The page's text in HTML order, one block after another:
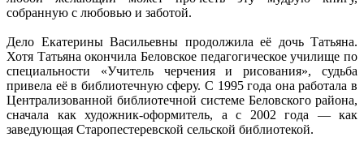
собранную с любовью и заботой.
Дело Екатерины Васильевны продолжила её дочь Татьяна.
Хотя Татьяна окончила Беловское педагогическое училище по
специальности «Учитель черчения и рисования», судьба
привела её в библиотечную сферу. С 1995 года она работала в
Централизованной библиотечной системе Беловского района,
сначала как художник‑оформитель, а с 2002 года — как
заведующая Старопестеревской сельской библиотекой.